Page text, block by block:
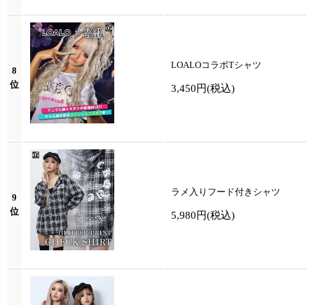
8
位
LOALOコラボTシャツ
3,450円(税込)
9
位
ラメ入りフード付きシャツ
5,980円(税込)